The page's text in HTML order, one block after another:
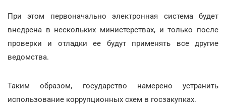
При этом первоначально электронная система будет
внедрена в нескольких министерствах, и только после
проверки и отладки ее будут применять все другие
ведомства.
Таким образом, государство намерено устранить
использование коррупционных схем в госзакупках.